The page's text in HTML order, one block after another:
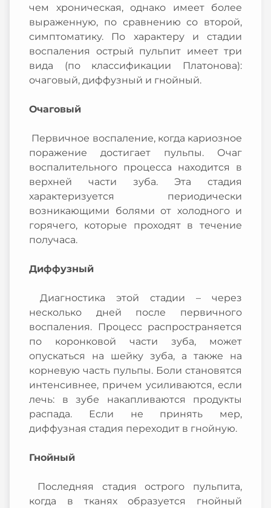
чем хроническая, однако имеет более
выраженную, по сравнению со второй,
симптоматику. По характеру и стадии
воспаления острый пульпит имеет три
вида (по классификации Платонова):
очаговый, диффузный и гнойный.
Очаговый
Первичное воспаление, когда кариозное
поражение достигает пульпы. Очаг
воспалительного процесса находится в
верхней части зуба. Эта стадия
характеризуется периодически
возникающими болями от холодного и
горячего, которые проходят в течение
получаса.
Диффузный
Диагностика этой стадии – через
несколько дней после первичного
воспаления. Процесс распространяется
по коронковой части зуба, может
опускаться на шейку зуба, а также на
корневую часть пульпы. Боли становятся
интенсивнее, причем усиливаются, если
лечь: в зубе накапливаются продукты
распада. Если не принять мер,
диффузная стадия переходит в гнойную.
Гнойный
Последняя стадия острого пульпита,
когда в тканях образуется гнойный